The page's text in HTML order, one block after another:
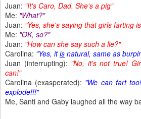
Juan: "It's Caro, Dad. She's a pig"
Me: "What?"
Juan: "Yes, she's saying that girls farting
Me: "OK, so?"
Juan: "How can she say such a lie?"
Carolina: "Yes, itis natural, same as
Juan (interrupting): "No, it's not true!
can!"
Carolina (exasperated): "We can fart
explode!!!"
Me, Santi and Gaby laughed all the way